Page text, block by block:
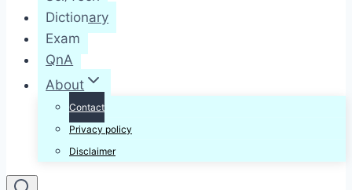
Dictionary
Exam
QnA
About
Contact
Privacy policy
Disclaimer